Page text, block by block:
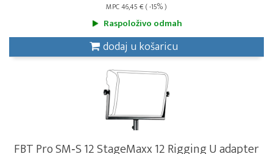
MPC 46,45 € ( -15% )
Raspoloživo odmah
dodaj u košaricu
FBT Pro SM‐S 12 StageMaxx 12 Rigging U adapter